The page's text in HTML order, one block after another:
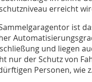
erreicht
ist
und liegen
nur der Schutz von
Personen, wie